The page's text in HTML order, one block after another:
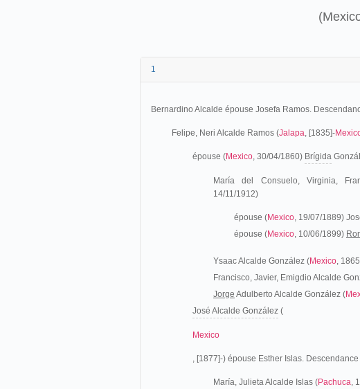
1
Bernardino Alcalde épouse Josefa Ramos.
Felipe, Neri Alcalde Ramos (Jalapa, [1835]-
épouse (Mexico, 30/04/1860) Brígida
María del Consuelo, Virginia,
14/11/1912)
épouse (Mexico, 19/07/1889)
épouse (Mexico, 10/06/1899)
Ysaac Alcalde González (Mexico,
Francisco, Javier, Emigdio Alcalde
Jorge Adulberto Alcalde González (
José Alcalde González (
Mexico
, [1877]-) épouse Esther Islas. Descendance
María, Julieta Alcalde Islas (Pachuca,